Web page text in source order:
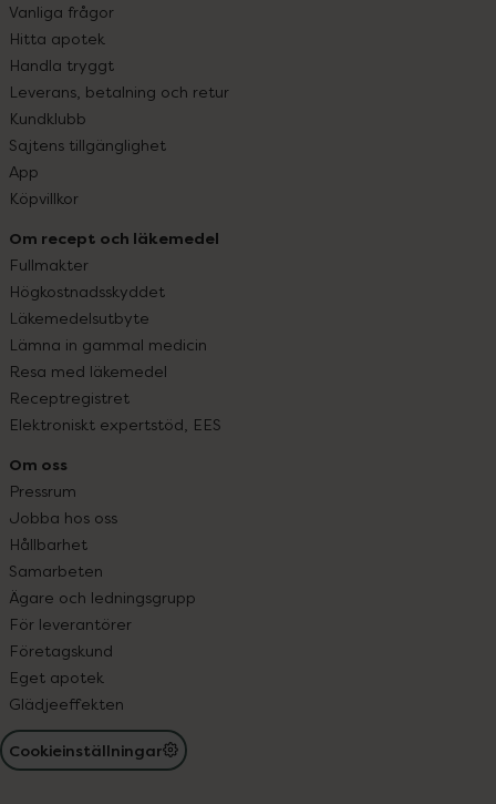
Vanliga frågor
Hitta apotek
Handla tryggt
Leverans, betalning och retur
Kundklubb
Sajtens tillgänglighet
App
Köpvillkor
Om recept och läkemedel
Fullmakter
Högkostnadsskyddet
Läkemedelsutbyte
Lämna in gammal medicin
Resa med läkemedel
Receptregistret
Elektroniskt expertstöd, EES
Om oss
Pressrum
Jobba hos oss
Hållbarhet
Samarbeten
Ägare och ledningsgrupp
För leverantörer
Företagskund
Eget apotek
Glädjeeffekten
Cookieinställningar